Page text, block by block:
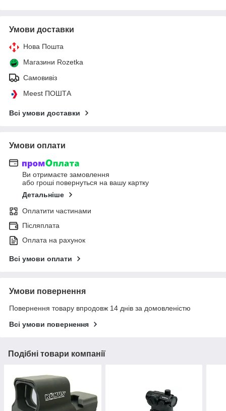
Умови доставки
Нова Пошта
Магазини Rozetka
Самовивіз
Meest ПОШТА
Всі умови доставки
Умови оплати
Ви отримаєте замовлення
або гроші повернуться на вашу картку
Детальніше
Оплатити частинами
Післяплата
Оплата на рахунок
Всі умови оплати
Умови повернення
Повернення товару впродовж 14 днів за домовленістю
Всі умови повернення
Подібні товари компанії